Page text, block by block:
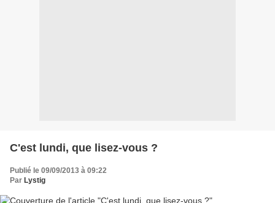
C'est lundi, que lisez-vous ?
Publié le 09/09/2013 à 09:22
Par Lystig